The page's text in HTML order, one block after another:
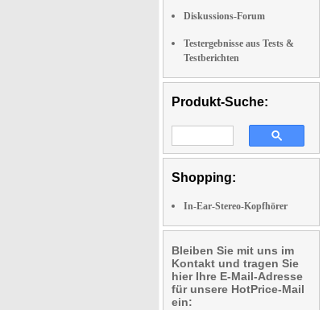
Diskussions-Forum
Testergebnisse aus Tests &
Testberichten
Produkt-Suche:
Shopping:
In-Ear-Stereo-Kopfhörer
Bleiben Sie mit uns im
Kontakt und tragen Sie
hier Ihre E-Mail-Adresse
für unsere HotPrice-Mail
ein: